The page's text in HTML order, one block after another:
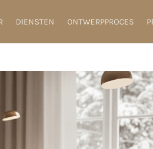
DIENSTEN ONTWERPPROCES